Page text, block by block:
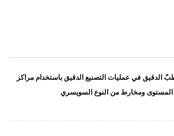
الدقيق في عمليات التصنيع الدقيق باستخدام مراكز
المستوى ومخارط من النوع السويسري